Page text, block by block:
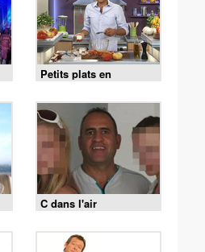
Petits plats en
équilibre
C dans l'air